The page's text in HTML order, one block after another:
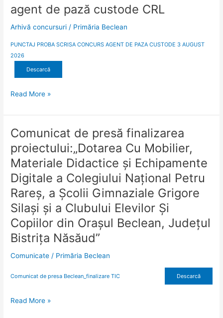
agent de pază custode CRL
Arhivă concursuri / Primăria Beclean
PUNCTAJ PROBA SCRISA CONCURS AGENT DE PAZA CUSTODE 3 AUGUST
2026
Descarcă
Scrisă
–
agent
de
custode
CRL
Read More »
Comunicat de presă finalizarea
proiectului:„Dotarea Cu Mobilier,
Materiale Didactice și Echipamente
Digitale a Colegiului Național Petru
Rareș, a Școlii Gimnaziale Grigore
Silași și a Clubului Elevilor Și
Copiilor din Orașul Beclean, Județul
Bistrița Năsăud”
Comunicate / Primăria Beclean
Comunicat de presa Beclean_finalizare TIC Descarcă
Comunicat
presă
finalizarea
proiectului:
„Dotarea
Cu
Mobilier,
Materiale
Didactice
și
Echipamente
a
Petru
Read More »